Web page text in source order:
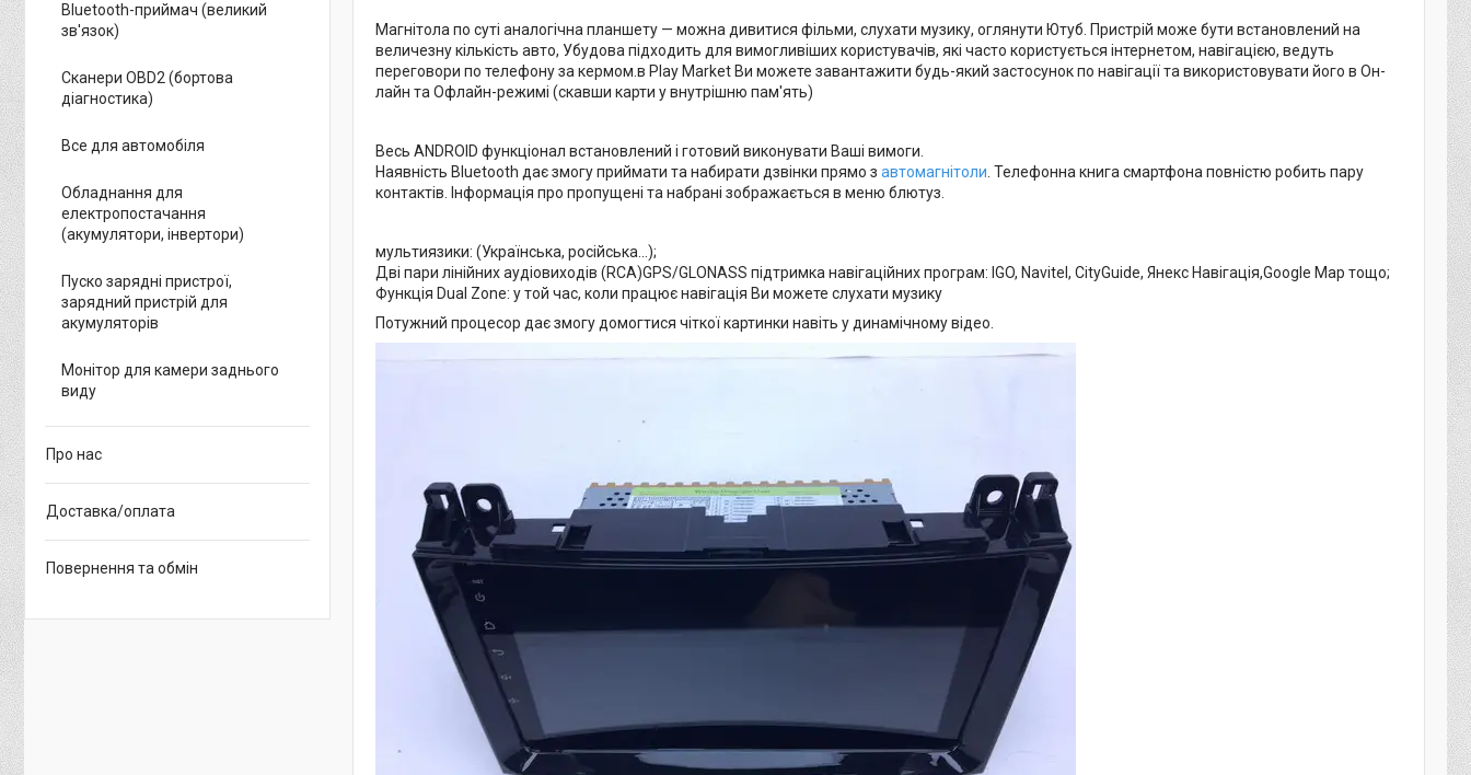
Магнітола по суті аналогічна планшету — можна дивитися фільми, слухати музику, оглянути Ютуб. Пристрій може бути встановлений на
величезну кількість авто, Убудова підходить для вимогливіших користувачів, які часто користується інтернетом, навігацією, ведуть
переговори по телефону за кермом.в Play Market Ви можете завантажити будь-який застосунок по навігації та використовувати його в Он-
лайн та Офлайн-режимі (скавши карти у внутрішню пам'ять)
Весь ANDROID функціонал встановлений і готовий виконувати Ваші вимоги.
Наявність Bluetooth дає змогу приймати та набирати дзвінки прямо з автомагнітоли . Телефонна книга смартфона повністю робить пару
контактів. Інформація про пропущені та набрані зображається в меню блютуз.
мультиязики: (Українська, російська...);
Дві пари лінійних аудіовиходів (RCA)GPS/GLONASS підтримка навігаційних програм: IGO, Navitel, CityGuide, Янекс Навігація,Google Map тощо;
Функція Dual Zone: у той час, коли працює навігація Ви можете слухати музику
Потужний процесор дає змогу домогтися чіткої картинки навіть у динамічному відео.
Bluetooth-приймач (великий
зв'язок)
Сканери OBD2 (бортова
діагностика)
Все для автомобіля
Обладнання для
електропостачання
(акумулятори, інвертори)
Пуско зарядні пристрої,
зарядний пристрій для
акумуляторів
Монітор для камери заднього
виду
Про нас
Доставка/оплата
Повернення та обмін